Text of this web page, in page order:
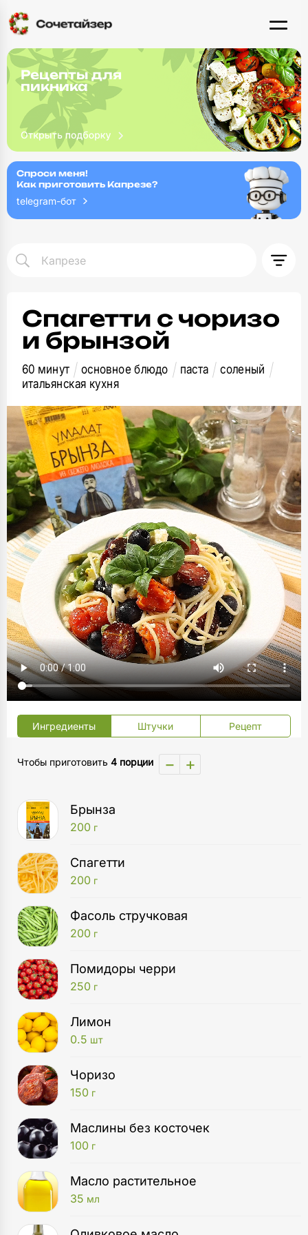
Рецепты для
пикника
Спроси меня!
Как приготовить Капрезе?
telegram-бот
Спагетти с чоризо
и брынзой
60 минут основное блюдо паста
соленый
итальянская кухня
Ингредиенты Штучки Рецепт
Чтобы приготовить 4 порции − +
Брынза
200 г
Спагетти
200 г
Фасоль стручковая
200 г
Помидоры черри
250 г
Лимон
0.5 шт
Чоризо
150 г
Маслины без косточек
100 г
Масло растительное
35 мл